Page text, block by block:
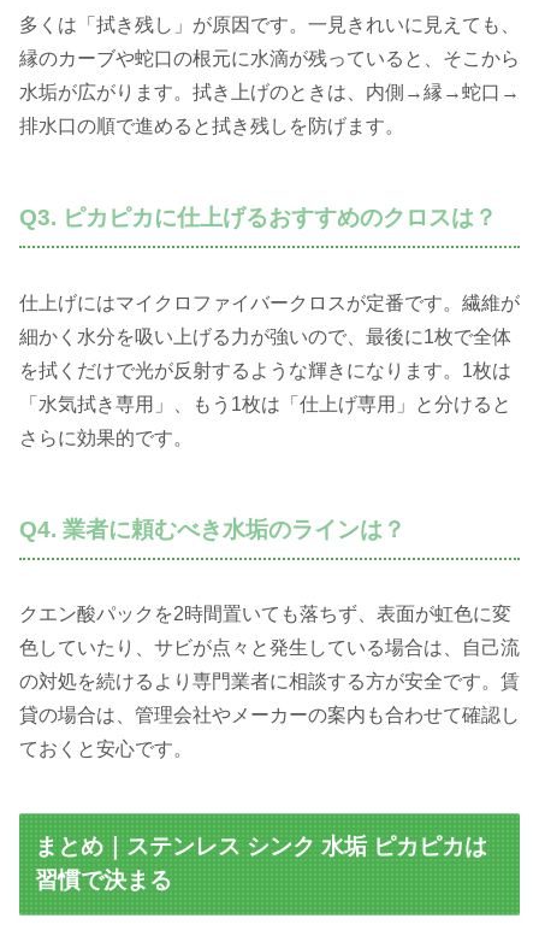
多くは「拭き残し」が原因です。一見きれいに見えても、
縁のカーブや蛇口の根元に水滴が残っていると、そこから
水垢が広がります。拭き上げのときは、内側→縁→蛇口→
排水口の順で進めると拭き残しを防げます。
Q3. ピカピカに仕上げるおすすめのクロスは？
仕上げにはマイクロファイバークロスが定番です。繊維が
細かく水分を吸い上げる力が強いので、最後に1枚で全体
を拭くだけで光が反射するような輝きになります。1枚は
「水気拭き専用」、もう1枚は「仕上げ専用」と分けると
さらに効果的です。
Q4. 業者に頼むべき水垢のラインは？
クエン酸パックを2時間置いても落ちず、表面が虹色に変
色していたり、サビが点々と発生している場合は、自己流
の対処を続けるより専門業者に相談する方が安全です。賃
貸の場合は、管理会社やメーカーの案内も合わせて確認し
ておくと安心です。
まとめ｜ステンレス シンク 水垢 ピカピカは
習慣で決まる